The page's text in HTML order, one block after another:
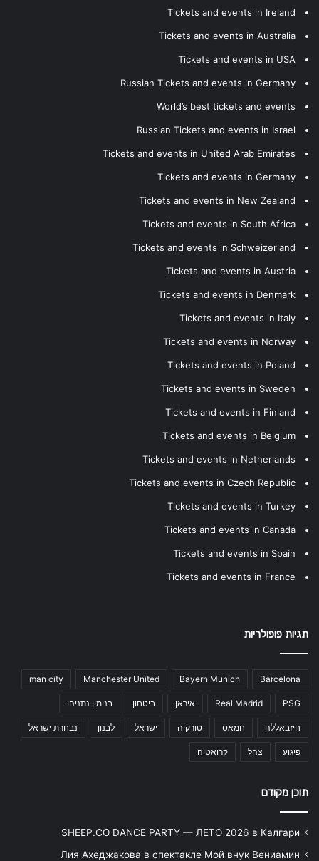
Tickets and events in Ireland
Tickets and events in Australia
Tickets and events in USA
Russian Tickets and events in Germany
World’s best tickets and events
Russian Tickets and events in Israel
Tickets and events in United Arab Emirates
Tickets and events in Germany
Tickets and events in New Zealand
Tickets and events in South Africa
Tickets and events in Schweizerland
Tickets and events in Austria
Tickets and events in Denmark
Tickets and events in Italy
Tickets and events in Norway
Tickets and events in Poland
Tickets and events in Sweden
Tickets and events in Finland
Tickets and events in Belgium
Tickets and events in Netherlands
Tickets and events in Czech Republic
Tickets and events in Turkey
Tickets and events in Canada
Tickets and events in Spain
Tickets and events in France
תגיות פופולריות
Barcelona
Bayern Munich
Manchester United
man city
PSG
Real Madrid איראן ביטחון בנימין נתניהו
חיזבאללה חמאס טורקיה ישראל לבנון נבחרת ישראל
פיגוע צהל קרואטיה
תוכן מקודם
SHEEP.CO DANCE PARTY — ЛЕТО 2026 в Калгари
Лия Ахеджакова в спектакле Мой внук Вениамин